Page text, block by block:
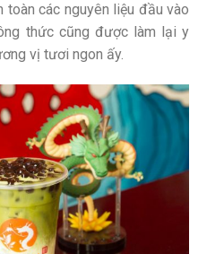
toàn các nguyên liệu đầu vào
thức cũng được làm lại y
vị tươi ngon ấy.